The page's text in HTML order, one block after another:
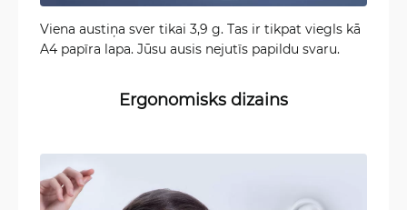
Viena austiņa sver tikai 3,9 g. Tas ir tikpat viegls kā
A4 papīra lapa. Jūsu ausis nejutīs papildu svaru.
Ergonomisks dizains